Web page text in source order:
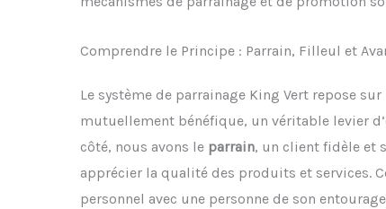
Comprendre le Principe : Parrain, Filleul et
Le système de parrainage King Vert repose
mutuellement bénéfique, un véritable levier
côté, nous avons le parrain, un client fidèle et
apprécier la qualité des produits et services.
personnel avec une personne de son